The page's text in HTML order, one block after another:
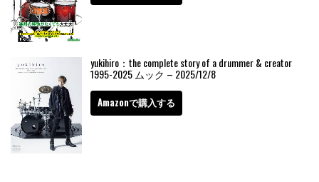
yukihiro：the complete story of a drummer & creator
1995-2025 ムック – 2025/12/8
Amazonで購入する